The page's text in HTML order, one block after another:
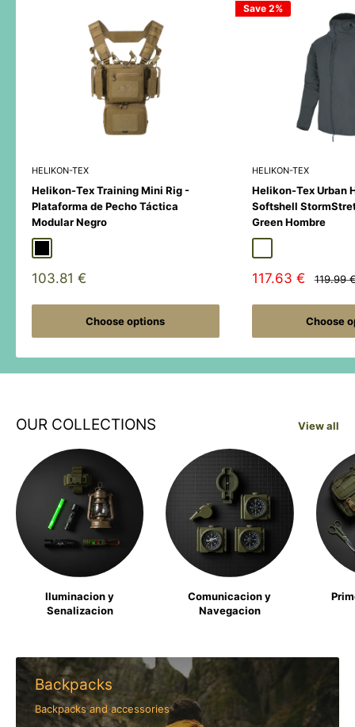
HELIKON-TEX
Helikon-Tex Training Mini Rig -
Plataforma de Pecho Táctica
Modular Negro
Sale
103.81 €
Choose options
Save 2%
HELIKON-TEX
Helikon-Tex Urban
Softshell
Green Hombre
Sale
117.63 €
Regular
119.99
Choose
OUR COLLECTIONS View all
Iluminacion y
Senalizacion
Comunicacion y
Navegacion
Backpacks
Backpacks and accessories